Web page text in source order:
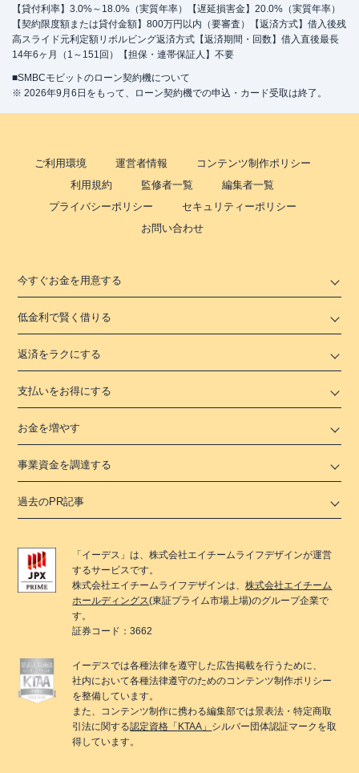
【貸付利率】3.0%～18.0%（実質年率）【遅延損害金】20.0%（実質年率）
【契約限度額または貸付金額】800万円以内（要審査）【返済方式】借入後残
高スライド元利定額リボルビング返済方式【返済期間・回数】借入直後最長
14年6ヶ月（1～151回）【担保・連帯保証人】不要
■SMBCモビットのローン契約機について
※ 2026年9月6日をもって、ローン契約機での申込・カード受取は終了。
ご利用環境 運営者情報
コンテンツ制作ポリシー
利用規約
監修者一覧
編集者一覧
プライバシーポリシー
セキュリティーポリシー
お問い合わせ
今すぐお金を用意する
低金利で賢く借りる
返済をラクにする
支払いをお得にする
お金を増やす
事業資金を調達する
過去のPR記事
「 イーデス 」は、株式会社エイチームライフデザインが運営
するサービスです。
株式会社エイチームライフデザインは、株式会社エイチーム
ホールディングス(東証プライム市場上場)のグループ企業で
す。
証券コード：3662
イーデスでは各種法律を遵守した広告掲載を行うために、
社内において各種法律遵守のためのコンテンツ制作ポリシー
を整備しています。
また、コンテンツ制作に携わる編集部では景表法・特定商取
引法に関する認定資格「KTAA」 シルバー団体認証マークを取
得しています。